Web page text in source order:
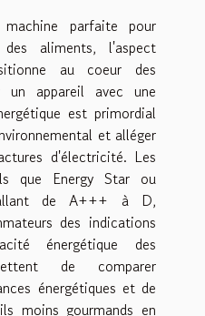
parfaite pour
aliments, l'aspect
au coeur des
un appareil avec une
est primordial
et alléger
d'électricité. Les
que Energy Star ou
allant de A+++ à D,
des indications
énergétique des
de comparer
énergétiques et de
moins gourmands en